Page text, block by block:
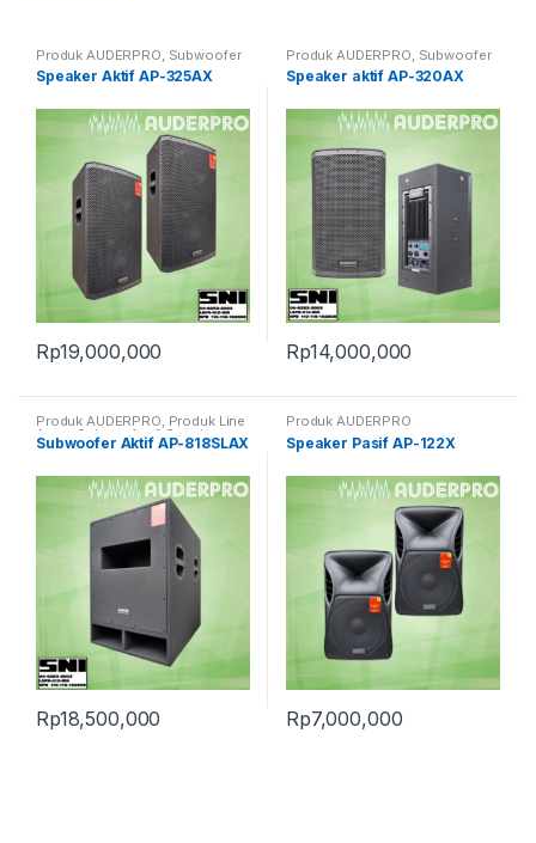
Produk AUDERPRO Subwoofer
& Speaker Aktif PRO
Speaker Aktif AP-325AX
Rp19,000,000
Produk AUDERPRO Subwoofer
& Speaker Aktif PRO
Speaker aktif AP-320AX
Rp14,000,000
Produk AUDERPRO, Produk Line
Array Subwoofer & Speaker
Aktif PRO
Subwoofer Aktif AP-818SLAX
Rp18,500,000
Produk AUDERPRO
Speaker Pasif AP-122X
Rp7,000,000